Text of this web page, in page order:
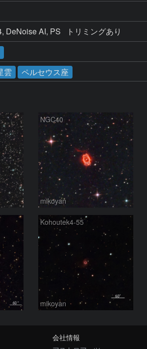
DeNoise AI, PS   トリミングあり
雲 ペルセウス座
NGC40
mikoyan
Kohoutek4-55
mikoyan
会社情報